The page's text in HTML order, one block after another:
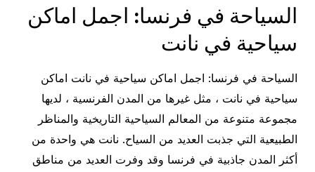
السياحة في فرنسا: اجمل اماكن
سياحية في نانت
السياحة في فرنسا: اجمل اماكن سياحية في نانت اماكن
سياحية في نانت ، مثل غيرها من المدن الفرنسية ، لديها
مجموعة متنوعة من المعالم السياحية التاريخية والمناظر
الطبيعية التي جذبت العديد من السياح. نانت هي واحدة من
أكثر المدن جاذبية في فرنسا وقد وفرت العديد من مناطق